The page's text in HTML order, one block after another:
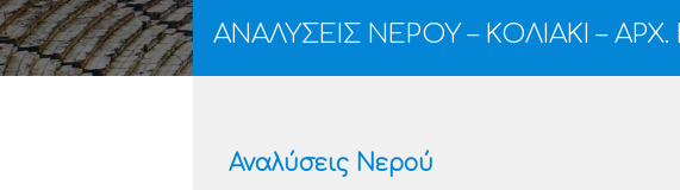
ΑΝΑΛΥΣΕΙΣ ΝΕΡΟΥ – ΚΟΛΙΑΚΙ –
Αναλύσεις Νερού